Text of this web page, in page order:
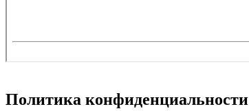
Политика конфиденциальности